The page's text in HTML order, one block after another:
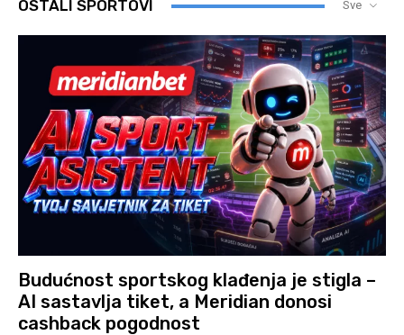
OSTALI SPORTOVI Sve
Budućnost sportskog klađenja je stigla –
AI sastavlja tiket, a Meridian donosi
cashback pogodnost